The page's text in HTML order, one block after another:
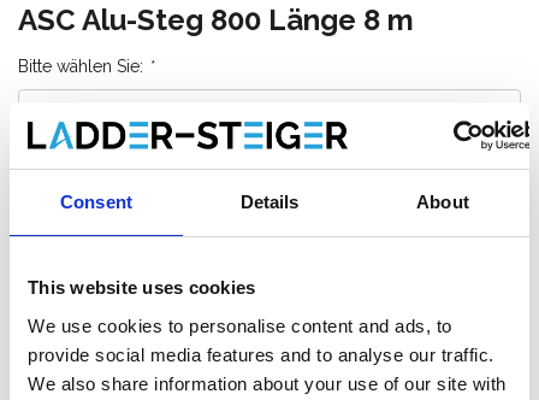
Consent Details About
This website uses cookies
We use cookies to personalise content and ads, to
provide social media features and to analyse our traffic.
We also share information about your use of our site with
ASC Alu-Steg 800 Länge 8 m
Bitte wählen Sie: *
€1.055,00 €1.233,66 Exkl. MwSt
€1.276,55
€1.492,73
Inkl. MwSt
Gratis Versand innerhalb von 1-3 Werktagen, oder
kundendienst)